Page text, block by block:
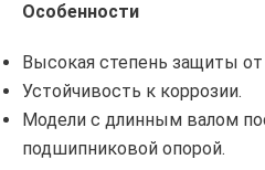
Особенности
Высокая степень защиты от
Устойчивость к коррозии.
Модели с длинным валом
подшипниковой опорой.